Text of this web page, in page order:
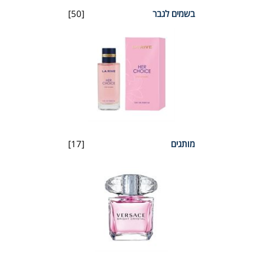
[50] בשמים לגבר
[17] מותגים